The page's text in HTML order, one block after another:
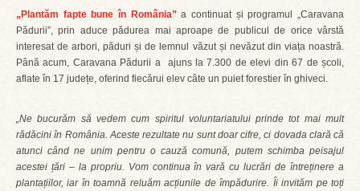
„Plantăm fapte bune în România”a continuat și programul „Caravana
Pădurii”, prin aduce pădurea mai aproape de publicul de orice vârstă
interesat de arbori, păduri și de lemnul văzut și nevăzut din viața noastră.
Până acum, Caravana Pădurii a ajuns la 7.300 de elevi din 67 de școli,
aflate în 17 județe, oferind fiecărui elev câte un puiet forestier în ghiveci.
„Ne bucurăm să vedem cum spiritul voluntariatului prinde tot mai mult
rădăcini în România. Aceste rezultate nu sunt doar cifre, ci dovada clară că
atunci când ne unim pentru o cauză comună, putem schimba peisajul
acestei țări – la propriu. Vom continua în vară cu lucrări de întreținere a
plantațiilor, iar în toamnă reluăm acțiunile de împădurire. Îi invităm pe toți